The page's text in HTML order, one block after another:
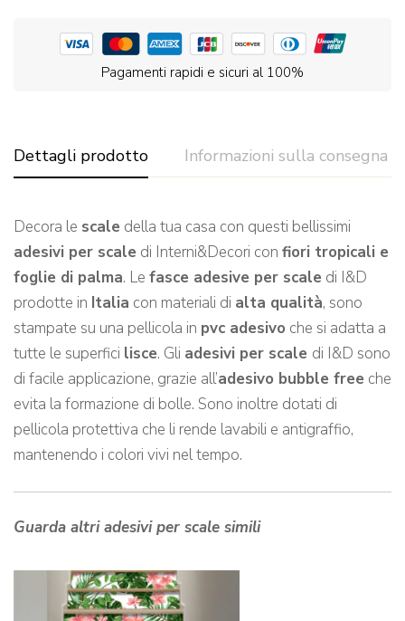
Pagamenti rapidi e sicuri al 100%
Dettagli prodotto Informazioni sulla consegna
Decora le scale della tua casa con questi bellissimi
adesivi per scale di Interni&Decori con fiori tropicali e
foglie di palma. Le fasce adesive per scale di I&D
prodotte in Italia con materiali di alta qualità, sono
stampate su una pellicola in pvc adesivo che si adatta a
tutte le superfici lisce. Gli adesivi per scale di I&D sono
di facile applicazione, grazie all’adesivo bubble free che
evita la formazione di bolle. Sono inoltre dotati di
pellicola protettiva che li rende lavabili e antigraffio,
mantenendo i colori vivi nel tempo.
Guarda altri adesivi per scale simili